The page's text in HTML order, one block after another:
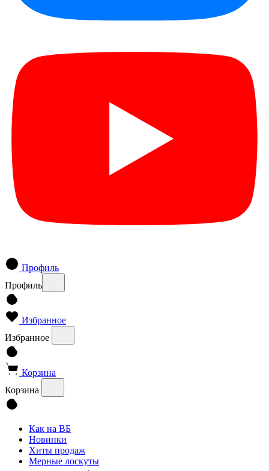
Профиль
Профиль
Избранное
Избранное
Корзина
Корзина
Как на ВБ
Новинки
Хиты продаж
Мерные лоскуты